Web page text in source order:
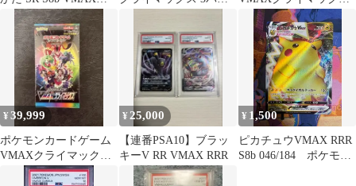
ライマックス 273/184
未開封BOX
¥39,999
ポケモンカードゲーム
VMAXクライマックス
BOX シュリンク付き
¥ 25,000
【連番PSA10】ブラッ
キーV RR VMAX RRR
¥ 1,500
ピカチュウVMAX RRR
S8b 046/184 ポケモン